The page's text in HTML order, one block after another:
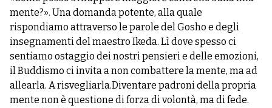
mente?». Una domanda potente, alla quale
rispondiamo attraverso le parole del Gosho e degli
insegnamenti del maestro Ikeda. Lì dove spesso ci
sentiamo ostaggio dei nostri pensieri e delle emozioni,
il Buddismo ci invita a non combattere la mente, ma ad
allearla. A risvegliarla.Diventare padroni della propria
mente non è questione di forza di volontà, ma di fede.